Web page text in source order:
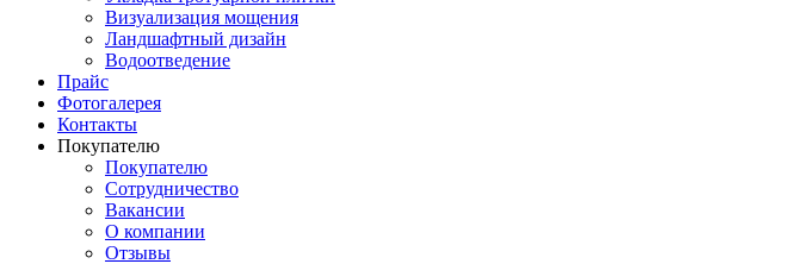
Визуализация мощения
Ландшафтный дизайн
Водоотведение
Прайс
Фотогалерея
Контакты
Покупателю
Покупателю
Сотрудничество
Вакансии
О компании
Отзывы